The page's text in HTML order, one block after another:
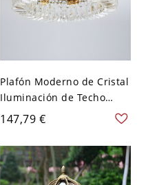
Plafón Moderno de Cristal
Iluminación de Techo
Redonda para Salón -
Dorado 110 A 120 V 6
147,79 €